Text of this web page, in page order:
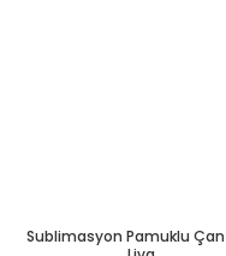
Sublimasyon Pamuklu